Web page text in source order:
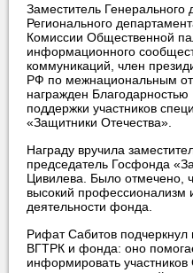
Заместитель Генерального
Регионального
Комиссии Общественной
информационного
коммуникаций, член
РФ по межнациональным
награжден
поддержки участников
«Защитники Отечества».
Награду вручила
председатель Госфонда
Цивилева. Было отмечено,
высокий профессионализм
деятельности фонда.
Рифат Сабитов подчеркнул
ВГТРК и фонда: оно
информировать